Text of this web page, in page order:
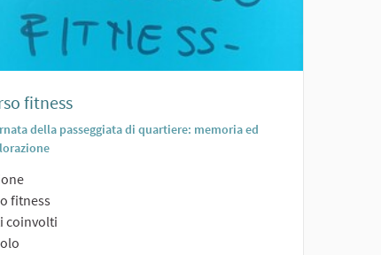
fitness
della passeggiata di quartiere: memoria ed
fitness
coinvolti